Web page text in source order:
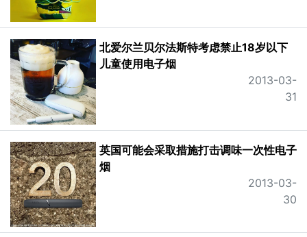
北爱尔兰贝尔法斯特考虑禁止18岁以下
儿童使用电子烟
2013-03-
31
英国可能会采取措施打击调味一次性电子
烟
2013-03-
30